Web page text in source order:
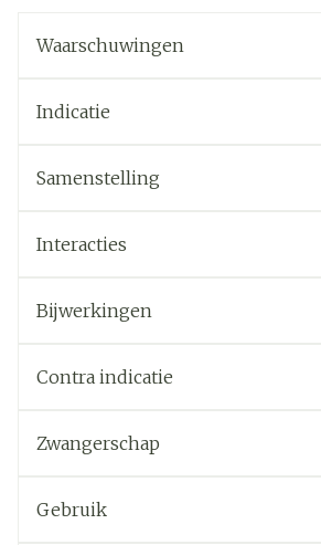
Waarschuwingen
Indicatie
Samenstelling
Interacties
Bijwerkingen
Contra indicatie
Zwangerschap
Gebruik